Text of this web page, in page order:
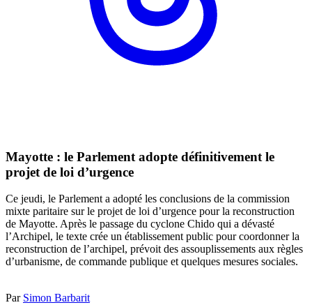
Mayotte : le Parlement adopte définitivement le
projet de loi d’urgence
Ce jeudi, le Parlement a adopté les conclusions de la commission
mixte paritaire sur le projet de loi d’urgence pour la reconstruction
de Mayotte. Après le passage du cyclone Chido qui a dévasté
l’Archipel, le texte crée un établissement public pour coordonner la
reconstruction de l’archipel, prévoit des assouplissements aux règles
d’urbanisme, de commande publique et quelques mesures sociales.
Par Simon Barbarit